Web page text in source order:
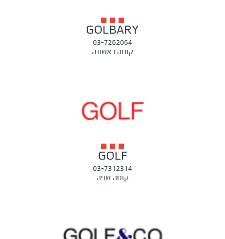
GOLBARY
03-7262064
קומה ראשונה
GOLF
03-7312314
קומה שניה